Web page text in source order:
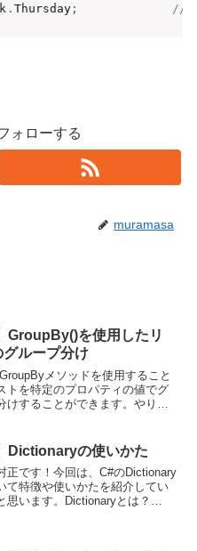
. Thursday ; //
ォローする
muramasa
GroupBy()を使用したリ
グループ分け
GroupByメソッドを使用すること
トを特定のプロパティの値でグ
けすることができます。やりた
）価格（Pri...
Dictionaryの使いかた
正です！今回は、C#のDictionary
て特徴や使いかたを紹介してい
思います。Dictionaryとは？